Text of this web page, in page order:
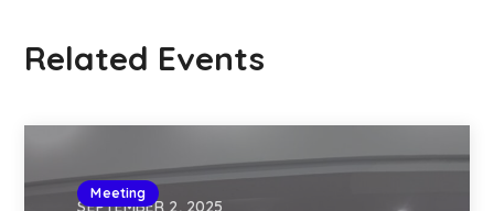
Related Events
Meeting
SEPTEMBER 2, 2025